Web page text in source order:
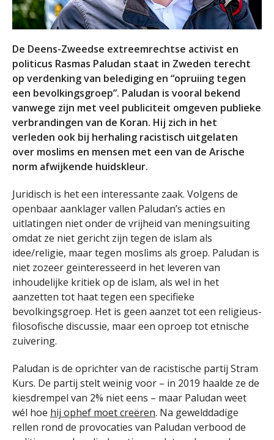
De Deens-Zweedse extreemrechtse activist en
politicus Rasmas Paludan staat in Zweden terecht
op verdenking van belediging en “opruiing tegen
een bevolkingsgroep”. Paludan is vooral bekend
vanwege zijn met veel publiciteit omgeven publieke
verbrandingen van de Koran. Hij zich in het
verleden ook bij herhaling racistisch uitgelaten
over moslims en mensen met een van de Arische
norm afwijkende huidskleur.
Juridisch is het een interessante zaak. Volgens de
openbaar aanklager vallen Paludan’s acties en
uitlatingen niet onder de vrijheid van meningsuiting
omdat ze niet gericht zijn tegen de islam als
idee/religie, maar tegen moslims als groep. Paludan is
niet zozeer geïnteresseerd in het leveren van
inhoudelijke kritiek op de islam, als wel in het
aanzetten tot haat tegen een specifieke
bevolkingsgroep. Het is geen aanzet tot een religieus-
filosofische discussie, maar een oproep tot etnische
zuivering.
Paludan is de oprichter van de racistische partij Stram
Kurs. De partij stelt weinig voor – in 2019 haalde ze de
kiesdrempel van 2% niet eens – maar Paludan weet
wél hoe hij ophef moet creëren. Na gewelddadige
rellen rond de provocaties van Paludan verbood de